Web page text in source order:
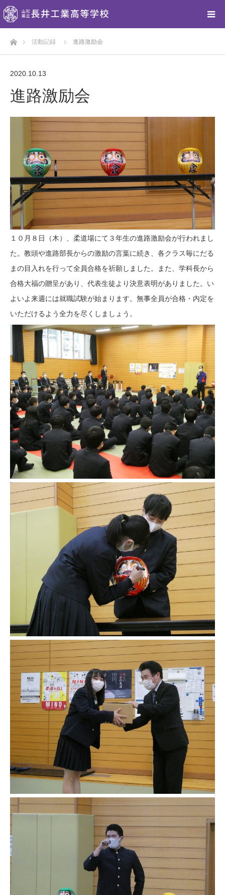
ホーム活動記録 進路激励会
2020.10.13
進路激励会
１０月８日（木）、柔道場にて３年生の進路激励会が行われまし
た。教頭や進路部長からの激励の言葉に続き、各クラス毎にだる
まの目入れを行って全員合格を祈願しました。また、学科長から
合格大福の贈呈があり、代表生徒より決意表明がありました。い
よいよ来週には就職試験が始まります。無事全員が合格・内定を
いただけるよう全力を尽くしましょう。